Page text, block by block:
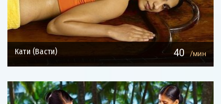
Кати (Васти) 40 /мин